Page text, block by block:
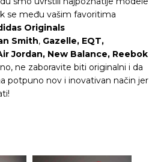
se među vašim favoritima
Originals
Smith, Gazelle, EQT,
Jordan, New Balance, Reebok
ne zaboravite biti originalni i da
potpuno nov i inovativan način jer